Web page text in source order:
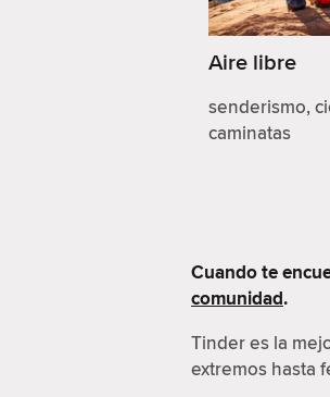
Aire libre
senderismo,
caminatas
Cuando te
comunidad.
Tinder es la
extremos hasta